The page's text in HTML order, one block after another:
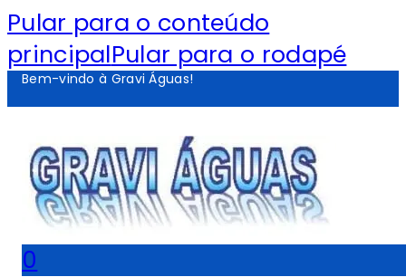
Pular para o conteúdo
principalPular para o rodapé
Bem-vindo à Gravi Águas!
0